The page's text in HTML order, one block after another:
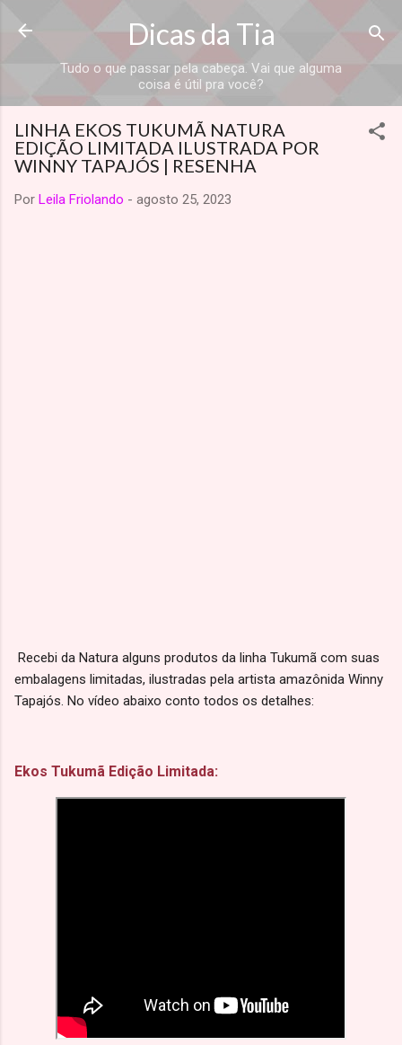
Dicas da Tia
Tudo o que passar pela cabeça. Vai que alguma
coisa é útil pra você?
LINHA EKOS TUKUMÃ NATURA
EDIÇÃO LIMITADA ILUSTRADA POR
WINNY TAPAJÓS | RESENHA
Por Leila Friolando - agosto 25, 2023
Recebi da Natura alguns produtos da linha Tukumã com suas
embalagens limitadas, ilustradas pela artista amazônida Winny
Tapajós. No vídeo abaixo conto todos os detalhes:
Ekos Tukumã Edição Limitada: